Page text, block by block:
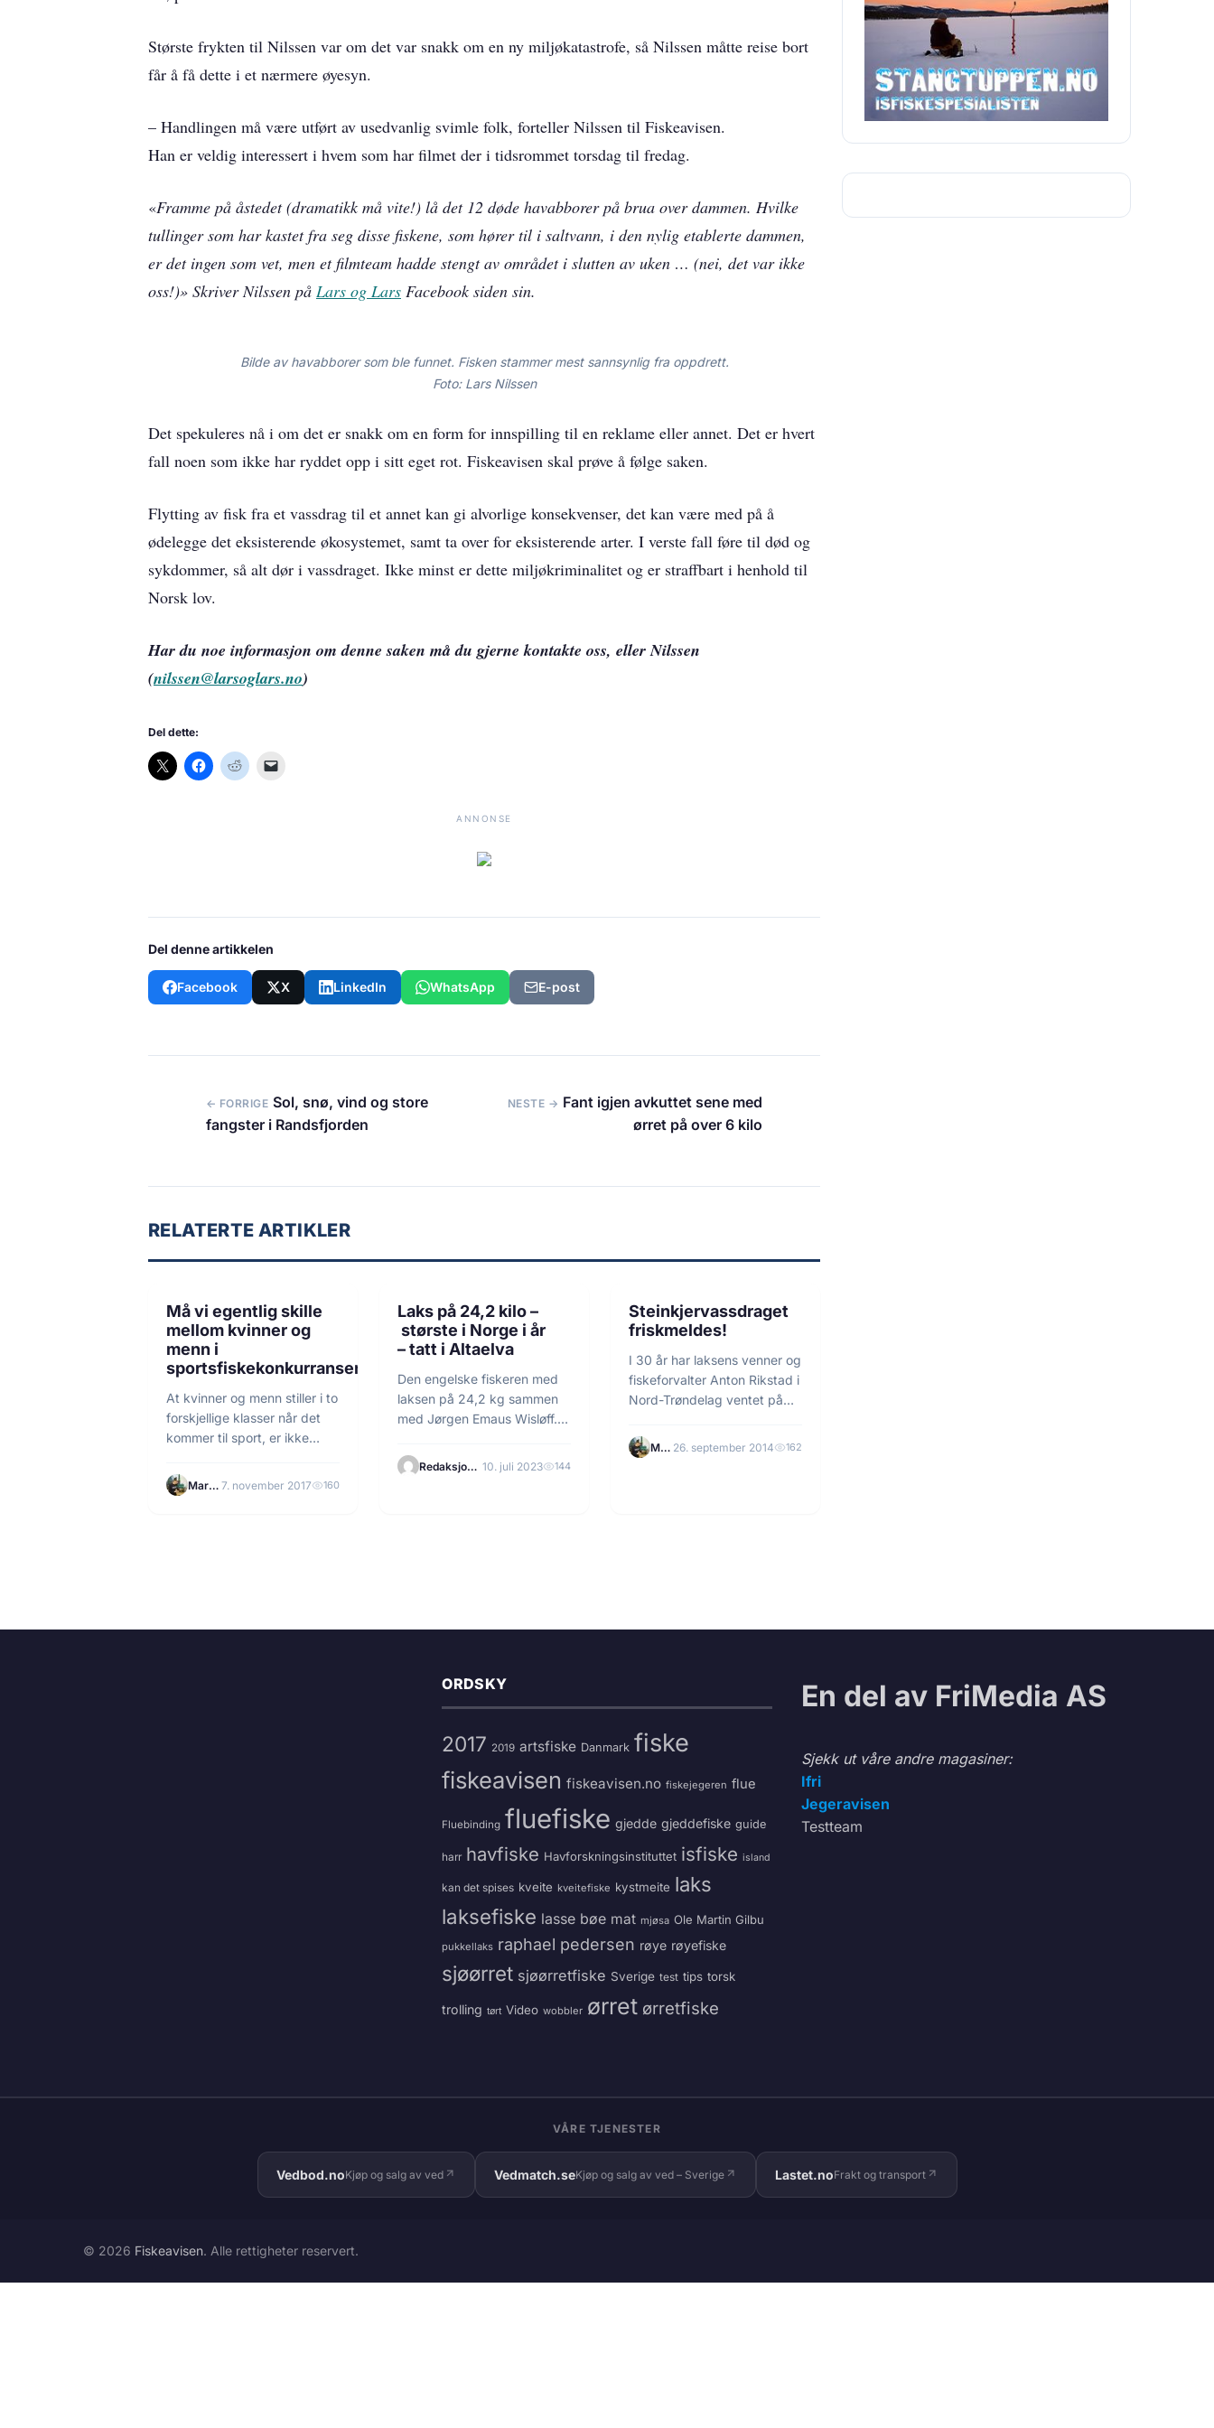
Største frykten til Nilssen var om det var snakk om en ny miljøkatastrofe, så Nilssen måtte reise bort
får å få dette i et nærmere øyesyn.
– Handlingen må være utført av usedvanlig svimle folk, forteller Nilssen til Fiskeavisen.
Han er veldig interessert i hvem som har filmet der i tidsrommet torsdag til fredag.
«Framme på åstedet (dramatikk må vite!) lå det 12 døde havabborer på brua over dammen. Hvilke
tullinger som har kastet fra seg disse fiskene, som hører til i saltvann, i den nylig etablerte dammen,
er det ingen som vet, men et filmteam hadde stengt av området i slutten av uken … (nei, det var ikke
oss!)» Skriver Nilssen på Lars og Lars Facebook siden sin.
Bilde av havabborer som ble funnet. Fisken stammer mest sannsynlig fra oppdrett.
Foto: Lars Nilssen
Det spekuleres nå i om det er snakk om en form for innspilling til en reklame eller annet. Det er hvert
fall noen som ikke har ryddet opp i sitt eget rot. Fiskeavisen skal prøve å følge saken.
Flytting av fisk fra et vassdrag til et annet kan gi alvorlige konsekvenser, det kan være med på å
ødelegge det eksisterende økosystemet, samt ta over for eksisterende arter. I verste fall føre til død og
sykdommer, så alt dør i vassdraget. Ikke minst er dette miljøkriminalitet og er straffbart i henhold til
Norsk lov.
Har du noe informasjon om denne saken må du gjerne kontakte oss, eller Nilssen
(nilssen@larsoglars.no)
Del dette:
ANNONSE
Del denne artikkelen
Facebook X LinkedIn WhatsApp E-post
← FORRIGE Sol, snø, vind og store
fangster i Randsfjorden
NESTE → Fant igjen avkuttet sene med
ørret på over 6 kilo
RELATERTE ARTIKLER
FISKE
5 min lesetid
Må vi egentlig skille
mellom kvinner og
menn i
sportsfiskekonkurranser?
At kvinner og menn stiller i to
forskjellige klasser når det
kommer til sport, er ikke…
Martin Tilrem 7. november 2017 160
FISKE
1 min lesetid
Laks på 24,2 kilo –
største i Norge i år
–⁠ tatt i Altaelva
Den engelske fiskeren med
laksen på 24,2 kg sammen
med Jørgen Emaus Wisløff.
Redaksjonen 10. juli 2023 144
NYHETER
2 min lesetid
Steinkjervassdraget
friskmeldes!
I 30 år har laksens venner og
fiskeforvalter Anton Rikstad i
Nord-Trøndelag ventet på
Martin Tilrem 26. september 2014 162
ORDSKY
2017 2019 artsfiske Danmark fiske
fiskeavisen fiskeavisen.no fiskejegeren flue
Fluebinding fluefiske gjedde gjeddefiske guide
harr havfiske Havforskningsinstituttet isfiske island
kan det spises kveite kveitefiske kystmeite laks
laksefiske lasse bøe mat mjøsa Ole Martin Gilbu
pukkellaks raphael pedersen røye røyefiske
sjøørret sjøørretfiske Sverige test tips torsk
trolling tørt Video wobbler ørret ørretfiske
En del av FriMedia AS
Sjekk ut våre andre magasiner:
Ifri
Jegeravisen
Testteam
VÅRE TJENESTER
Vedbod.noKjøp og salg av ved Vedmatch.seKjøp og salg av ved – Sverige Lastet.noFrakt og transport
© 2026 Fiskeavisen. Alle rettigheter reservert.